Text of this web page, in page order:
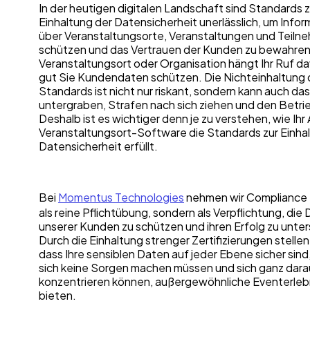
In der heutigen digitalen Landschaft sind Standards
Einhaltung der Datensicherheit unerlässlich, um
über Veranstaltungsorte, Veranstaltungen und
schützen und das Vertrauen der Kunden zu
Veranstaltungsort oder Organisation hängt Ihr Ruf
gut Sie Kundendaten schützen. Die Nichteinhaltung
Standards ist nicht nur riskant, sondern kann auch
untergraben, Strafen nach sich ziehen und den
Deshalb ist es wichtiger denn je zu verstehen, wie Ihr
Veranstaltungsort-Software die Standards zur
Datensicherheit erfüllt.
Bei Momentus Technologiesnehmen wir
als reine Pflichtübung, sondern als Verpflichtung, die
unserer Kunden zu schützen und ihren Erfolg zu
Durch die Einhaltung strenger Zertifizierungen stellen
dass Ihre sensiblen Daten auf jeder Ebene sicher
sich keine Sorgen machen müssen und sich ganz
konzentrieren können, außergewöhnliche
bieten.